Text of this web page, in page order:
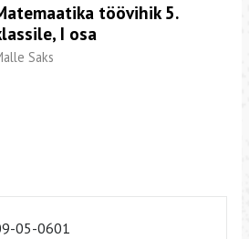
töövihik 5.
I osa
Saks
05-0601